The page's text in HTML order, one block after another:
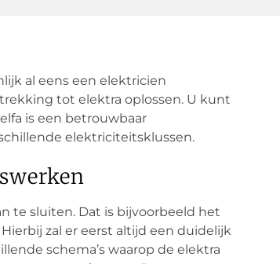
al eens een elektricien
tot elektra oplossen. U kunt
is een betrouwbaar
elektriciteitsklussen.
te sluiten. Dat is bijvoorbeeld het
zal er eerst altijd een duidelijk
schema’s waarop de elektra